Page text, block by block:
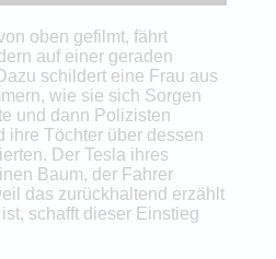
oben gefilmt, fährt
auf einer geraden
schildert eine Frau aus
wie sie sich Sorgen
und dann Polizisten
ihre Töchter über dessen
Der Tesla ihres
Baum, der Fahrer
das zurückhaltend erzählt
schafft dieser Einstieg